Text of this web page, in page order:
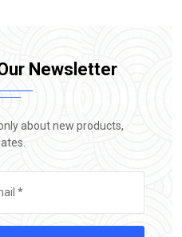
Newsletter
about new products,